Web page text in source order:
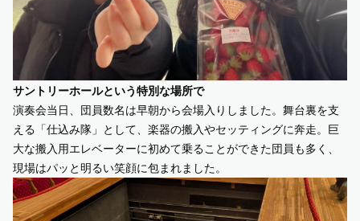
サントリーホールという特別な場所で
演奏会当日、団員数名は早朝から会場入りしました。舞台裏を支
える「仕込み隊」として、楽器の搬入やセッティングに奔走。巨
大な搬入用エレベーターに初めて乗ることができた団員も多く、
現場はパッと明るい笑顔に包まれました。